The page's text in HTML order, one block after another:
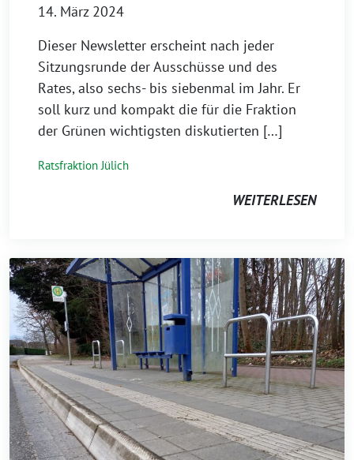
14. März 2024
Dieser Newsletter erscheint nach jeder
Sitzungsrunde der Ausschüsse und des
Rates, also sechs- bis siebenmal im Jahr. Er
soll kurz und kompakt die für die Fraktion
der Grünen wichtigsten diskutierten […]
Ratsfraktion Jülich
WEITERLESEN